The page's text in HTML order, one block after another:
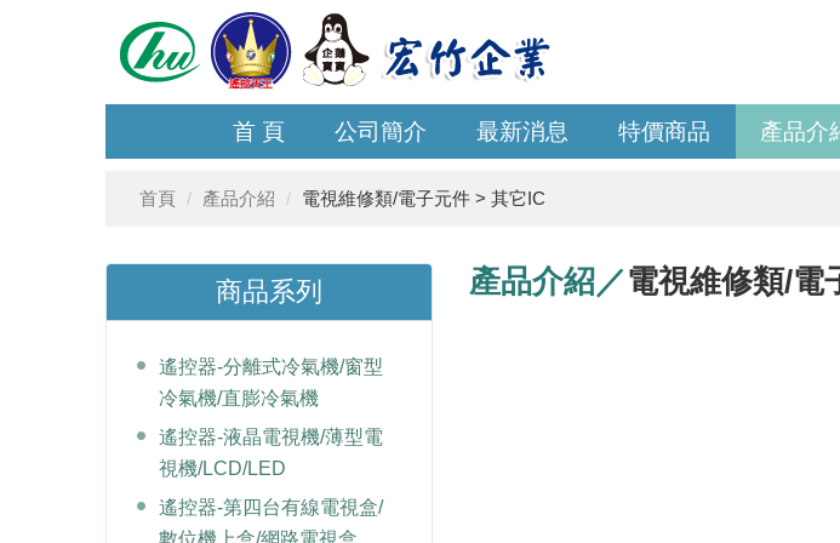
首 頁 公司簡介 最新消息 特價商品 產品介
首頁 產品介紹 電視維修類/電子元件 > 其它IC
商品系列
遙控器-分離式冷氣機/窗型
冷氣機/直膨冷氣機
遙控器-液晶電視機/薄型電
視機/LCD/LED
遙控器-第四台有線電視盒/
數位機上盒/網路電視盒
產品介紹／電視維修類/電